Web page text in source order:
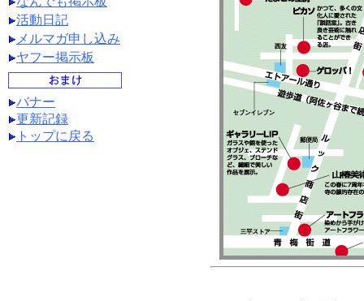
活動日記
メルマガ申し込み
ヤフー掲示板
バナー
更新記録
トップに戻る